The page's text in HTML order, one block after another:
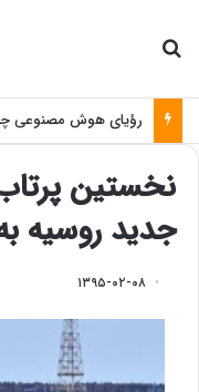
رؤیای هوش مصنوعی
نخستین
جدید روسیه
۱۳۹۵-۰۲-۰۸